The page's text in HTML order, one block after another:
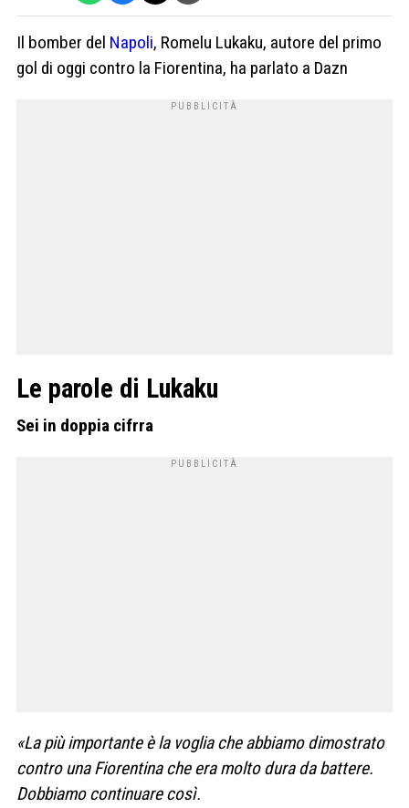
Il bomber del Napoli, Romelu Lukaku, autore del primo
gol di oggi contro la Fiorentina, ha parlato a Dazn
Le parole di Lukaku
Sei in doppia cifrra
«La più importante è la voglia che abbiamo dimostrato
contro una Fiorentina che era molto dura da battere.
Dobbiamo continuare così.